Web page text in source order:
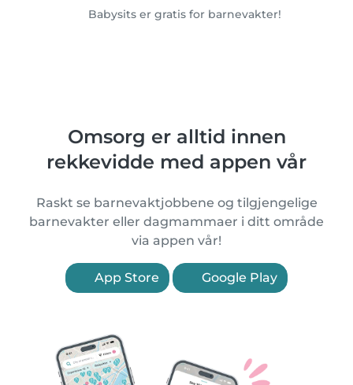
Babysits er gratis for barnevakter!
Omsorg er alltid innen
rekkevidde med appen vår
Raskt se barnevaktjobbene og tilgjengelige
barnevakter eller dagmammaer i ditt område
via appen vår!
App Store Google Play